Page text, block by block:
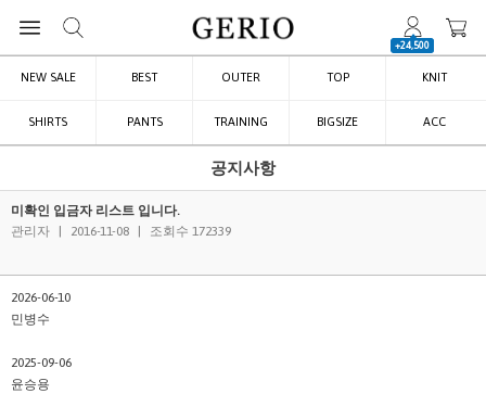
+24,500
NEW SALE BEST OUTER TOP KNIT
SHIRTS PANTS TRAINING BIGSIZE ACC
공지사항
미확인 입금자 리스트 입니다.
관리자
2016-11-08 조회수 172339
2026-06-10
민병수
2025-09-06
윤승용